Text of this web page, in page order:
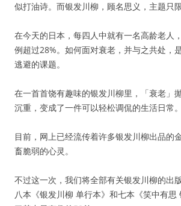
似打油诗。而银发川柳，顾名思义，主题只
在今天的日本，每四人中就有一名高龄老人
例超过28%。如何面对衰老，并与之共处，
逃避的课题。
在一首首饶有趣味的银发川柳里，「衰老」
沉重，变成了一件可以轻松调侃的生活日常。
目前，网上已经流传着许多银发川柳出品的
畜脆弱的心灵。
不过这一次，我们将全部有关银发川柳的
八本《银发川柳 单行本》和七本《笑中有思